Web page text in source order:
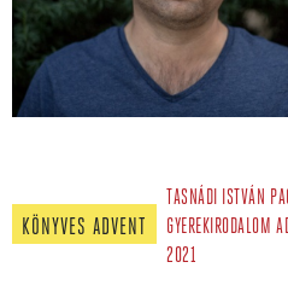
KÖNYVES ADVENT
TASNÁDI ISTVÁN
GYEREKIRODALOM
2021